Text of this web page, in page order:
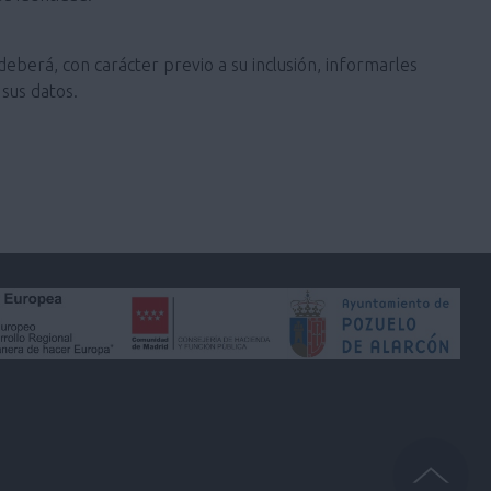
con carácter previo a su inclusión, informarles
datos.